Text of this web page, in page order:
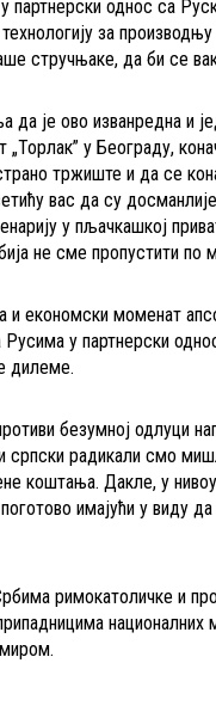
партнерски однос са
за
стручњаке, да би се
је ово изванредна и
у Београду,
тржиште и да се
вас да су
у пљачкашкој
не сме пропустити
и економски моменат
Русима у партнерски
дилеме.
безумној одлуци
српски радикали смо
коштања. Дакле, у
имајући у
римокатоличке и